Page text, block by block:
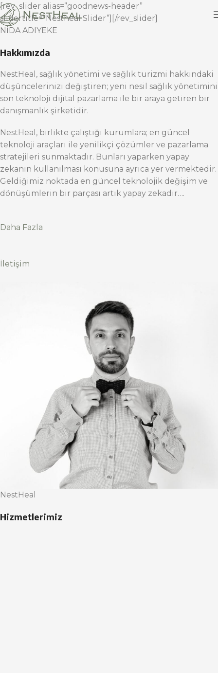
[rev_slider alias=”goodnews-header”
slidertitle=”Nestheal Slider”][/rev_slider]
NİDA ADIYEKE
Hakkımızda
NestHeal, sağlık yönetimi ve sağlık turizmi hakkındaki
düşüncelerinizi değiştiren; yeni nesil sağlık yönetimini
son teknoloji dijital pazarlama ile bir araya getiren bir
danışmanlık şirketidir.
NestHeal, birlikte çalıştığı kurumlara; en güncel
teknoloji araçları ile yenilikçi çözümler ve pazarlama
stratejileri sunmaktadır. Bunları yaparken yapay
zekanın kullanılması konusuna ayrıca yer vermektedir.
Geldiğimiz noktada en güncel teknolojik değişim ve
dönüşümlerin bir parçası artık yapay zekadır….
Daha Fazla
İletişim
NestHeal
Hizmetlerimiz